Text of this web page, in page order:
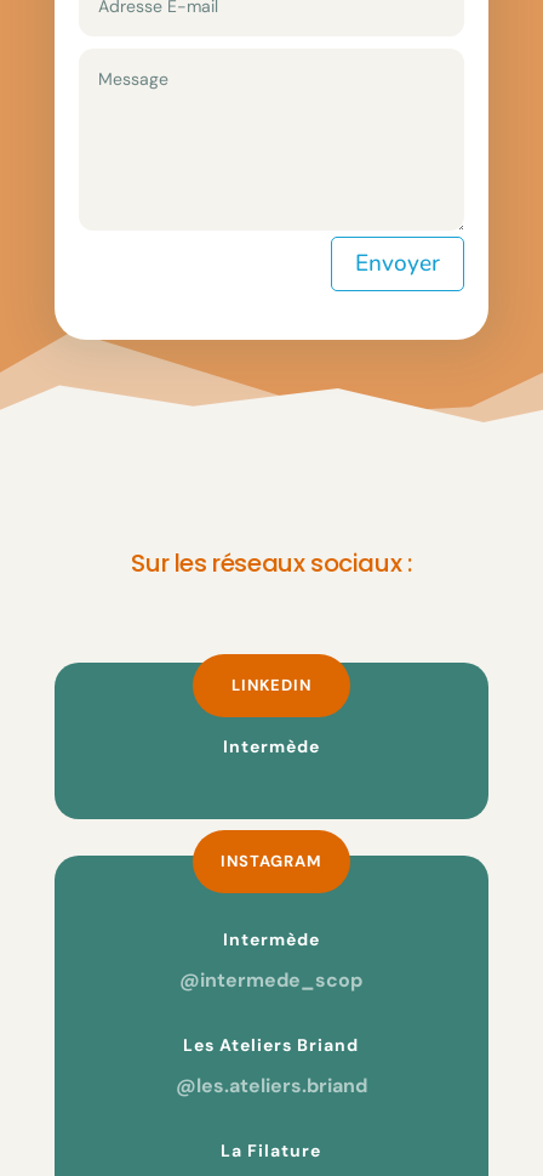
Envoyer
Sur les réseaux sociaux :
LINKEDIN
Intermède
INSTAGRAM
Intermède
@intermede_scop
Les Ateliers Briand
@les.ateliers.briand
La Filature